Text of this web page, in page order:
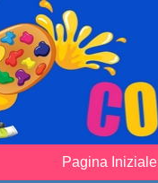
Pagina Iniziale